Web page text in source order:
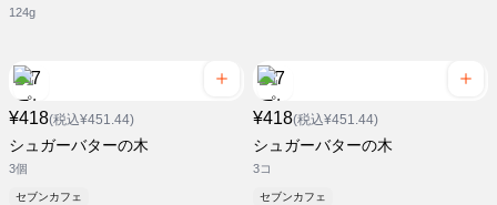
124g
¥418(税込¥451.44)
シュガーバターの木
3個
セブンカフェ
¥418(税込¥451.44)
シュガーバターの木
3コ
セブンカフェ